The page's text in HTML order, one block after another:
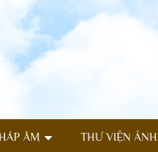
ÂM THƯ VIỆN ẢNH